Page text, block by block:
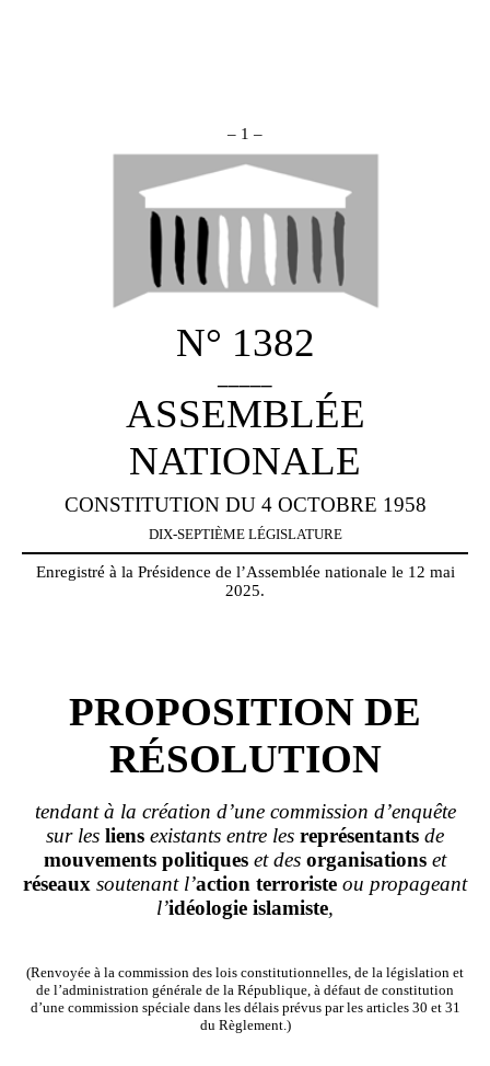
– 1 –
N° 1382
ASSEMBLÉE
NATIONALE
CONSTITUTION DU 4 OCTOBRE 1958
DIX-SEPTIÈME LÉGISLATURE
Enregistré à la Présidence de l’Assemblée nationale le 12 mai
2025.
PROPOSITION DE
RÉSOLUTION
tendant à la création d’une commission d’enquête
sur les liens existants entre les représentants de
mouvements politiques et des organisations et
réseaux soutenant l’action terroriste ou propageant
l’idéologie islamiste,
(Renvoyée à la commission des lois constitutionnelles, de la législation et
de l’administration générale de la République, à défaut de constitution
d’une commission spéciale dans les délais prévus par les articles 30 et 31
du Règlement.)